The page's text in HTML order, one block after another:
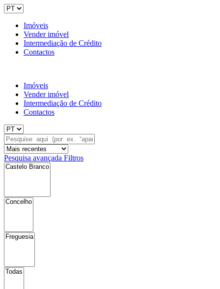
Imóveis
Vender imóvel
Intermediação de Crédito
Contactos
Imóveis
Vender imóvel
Intermediação de Crédito
Contactos
Pesquisa avançada Filtros